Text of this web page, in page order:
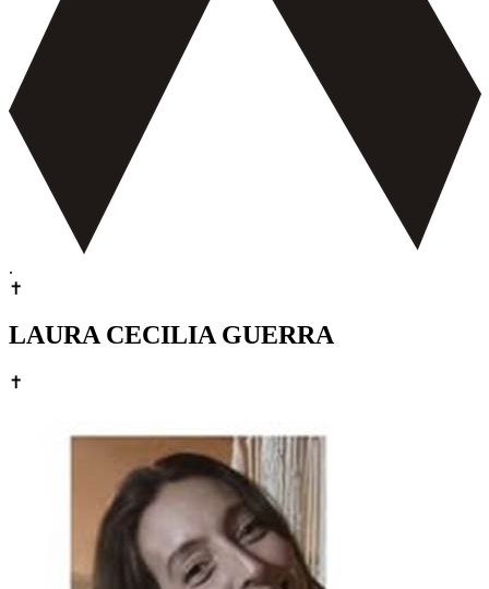
.
✝
LAURA CECILIA GUERRA
✝